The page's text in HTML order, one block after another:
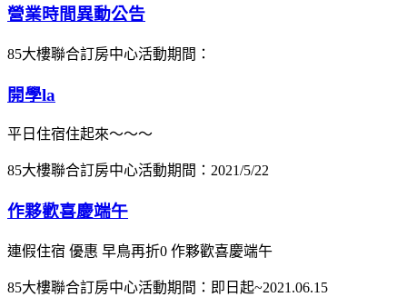
營業時間異動公告
85大樓聯合訂房中心活動期間：
開學la
平日住宿住起來～～～
85大樓聯合訂房中心活動期間：2021/5/22
作夥歡喜慶端午
連假住宿 優惠 早鳥再折0 作夥歡喜慶端午
85大樓聯合訂房中心活動期間：即日起~2021.06.15